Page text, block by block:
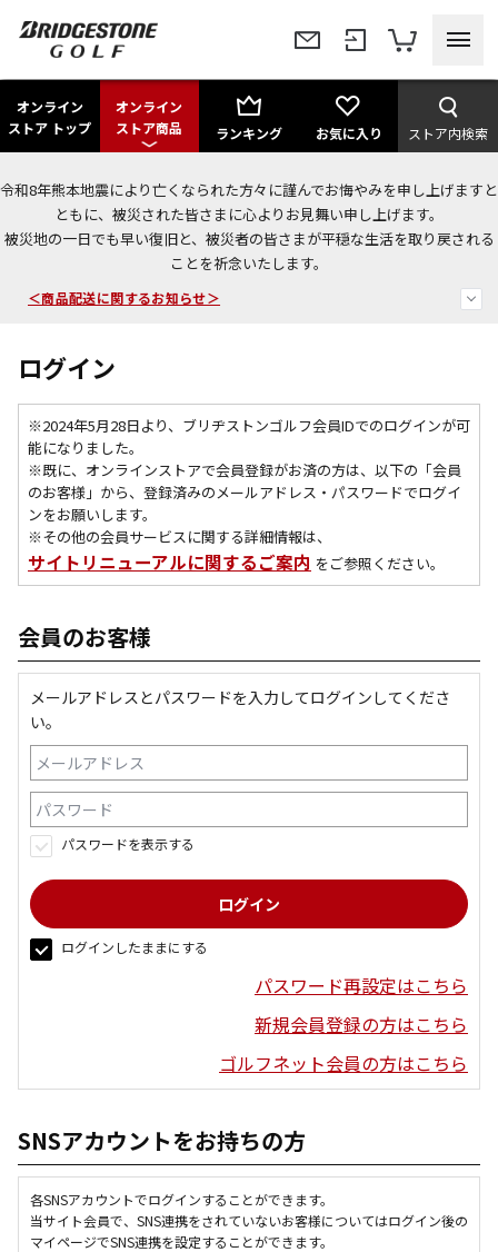
オンライン
ストア トップ
オンライン
ストア商品
ランキング お気に入り ストア内検索
令和8年熊本地震により亡くなられた方々に謹んでお悔やみを申し上げますと
ともに、被災された皆さまに心よりお見舞い申し上げます。
被災地の一日でも早い復旧と、被災者の皆さまが平穏な生活を取り戻される
ことを祈念いたします。
今なら新規会員登録で1,000円OFFクーポンプレゼント！
＜商品配送に関するお知らせ＞
＜夏季休暇中のご注文・発送・お問い合わせ＞
ログイン
※2024年5月28日より、ブリヂストンゴルフ会員IDでのログインが可
能になりました。
※既に、 オンラインストアで会員登録がお済の方は、以下の「会員
のお客様」から、登録済みのメールアドレス・パスワードでログイ
ンをお願いします。
※その他の会員サービスに関する詳細情報は、
サイトリニューアルに関するご案内 をご参照ください。
会員のお客様
メールアドレスとパスワードを入力してログインしてくださ
い。
パスワードを表示する
ログインしたままにする
パスワード再設定はこちら
新規会員登録の方はこちら
ゴルフネット会員の方はこちら
SNSアカウントをお持ちの方
各SNSアカウントでログインすることができます。
当サイト会員で、SNS連携をされていないお客様についてはログイン後の
マイページでSNS連携を設定することができます。